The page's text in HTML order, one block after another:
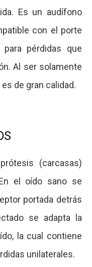
Es un audífono
con el porte
pérdidas que
Al ser solamente
de gran calidad.
(carcasas)
el oído sano se
portada detrás
se adapta la
la cual contiene
unilaterales.